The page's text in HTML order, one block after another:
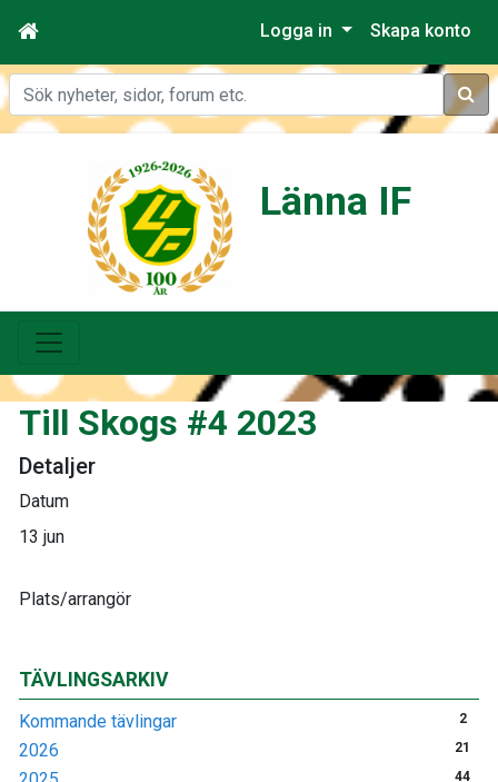
Logga in Skapa konto
Sök
Länna IF
TÄVLINGSARKIV
Kommande tävlingar 2
2026 21
44
Till Skogs #4 2023
Detaljer
Datum
13 jun
Plats/arrangör